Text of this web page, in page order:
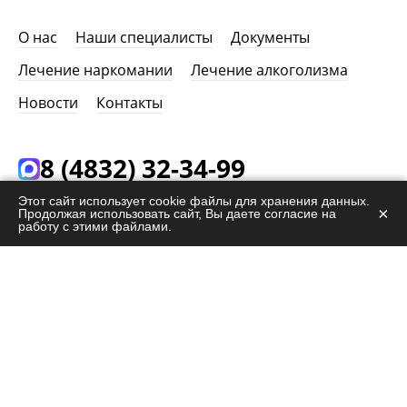
О нас Наши специалисты
Документы
Лечение наркомании
Лечение алкоголизма
Новости
Контакты
8 (4832) 32-34-99
24/7. Звонок бесплатный. 100% анонимность.
info@help-narco.ru
Этот сайт использует cookie файлы для хранения данных.
Продолжая использовать сайт, Вы даете согласие на
работу с этими файлами.
×